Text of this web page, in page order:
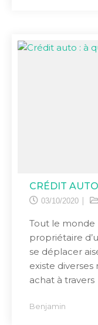
CRÉDIT AUTO
03/10/2020
Tout le monde
propriétaire
se déplacer
existe
achat à travers
Benjamin